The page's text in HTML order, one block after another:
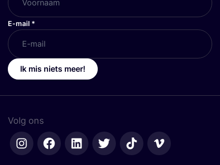
E-mail *
Ik mis niets meer!
Volg ons